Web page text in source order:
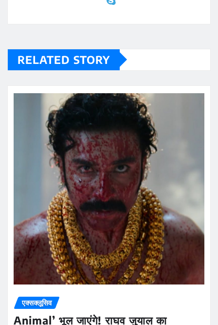
RELATED STORY
एक्सक्लूसिव
Animal’ भूल जाएंगे! राघव जुयाल का